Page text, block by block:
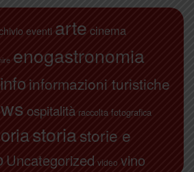
eventi arte cinema
enogastronomia
info informazioni turistiche
ospitalità raccolta fotografica
storiastorie e
Uncategorized video vino